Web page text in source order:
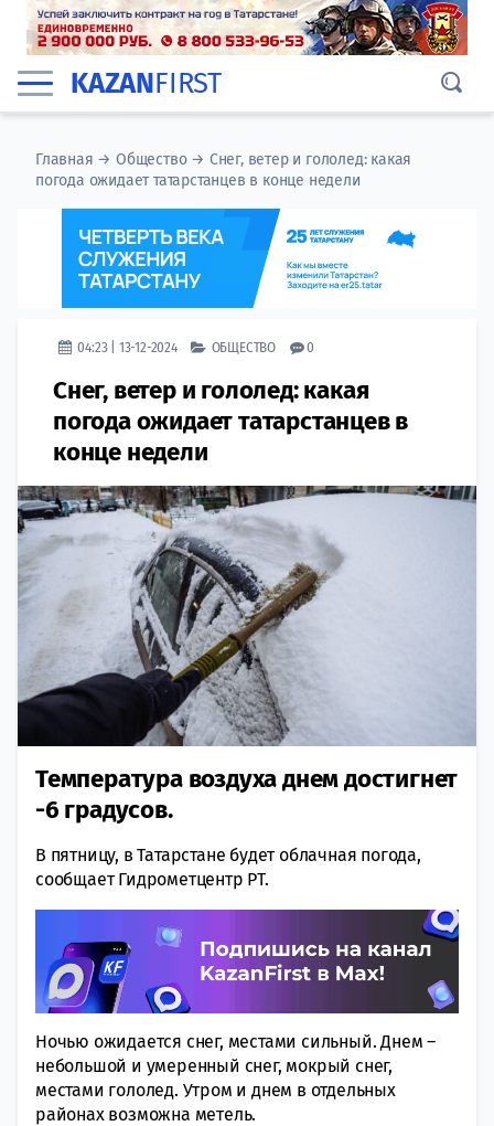
KAZANFIRST
Главная →Общество→ Снег, ветер и гололед: какая
погода ожидает татарстанцев в конце недели
04:23 | 13-12-2024 ОБЩЕСТВО 0
Снег, ветер и гололед: какая
погода ожидает татарстанцев в
конце недели
Температура воздуха днем достигнет
-6 градусов.
В пятницу, в Татарстане будет облачная погода,
сообщает Гидрометцентр РТ.
Ночью ожидается снег, местами сильный. Днем –
небольшой и умеренный снег, мокрый снег,
местами гололед. Утром и днем в отдельных
районах возможна метель.